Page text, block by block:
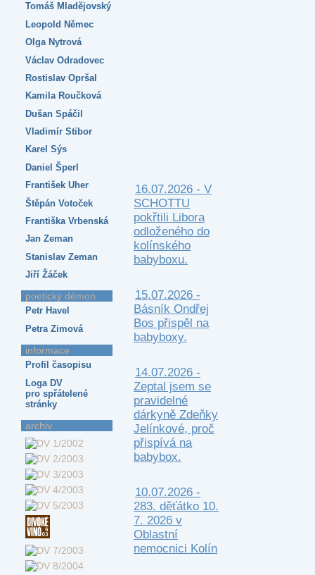
Tomáš Mladějovský
Leopold Němec
Olga Nytrová
Václav Odradovec
Rostislav Opršal
Kamila Roučková
Dušan Spáčil
Vladimír Stibor
Karel Sýs
Daniel Šperl
František Uher
Štěpán Votoček
Františka Vrbenská
Jan Zeman
Stanislav Zeman
Jiří Žáček
poetický démon
Petr Havel
Petra Zimová
informace
Profil časopisu
Loga DV
pro spřátelené
stránky
archiv
16.07.2026 - V
SCHOTTU
pokřtili Libora
odloženého do
kolínského
babyboxu.
15.07.2026 -
Básník Ondřej
Bos přispěl na
babyboxy.
14.07.2026 -
Zeptal jsem se
pravidelné
dárkyně Zdeňky
Jelínkové, proč
přispívá na
babybox.
10.07.2026 -
283. děťátko 10.
7. 2026 v
Oblastní
nemocnici Kolín